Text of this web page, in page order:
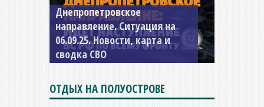
Константиновское
направление. Ситуация на
04.09.25 Новости, карта и
сводка СВО
ОТДЫХ НА ПОЛУОСТРОВЕ